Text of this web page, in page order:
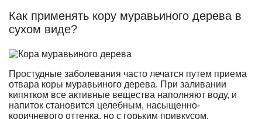
Как применять кору муравьиного дерева в
сухом виде?
Простудные заболевания часто лечатся путем приема
отвара коры муравьиного дерева. При заливании
кипятком все активные вещества наполняют воду, и
напиток становится целебным, насыщенно-
коричневого оттенка, но с горьким привкусом.